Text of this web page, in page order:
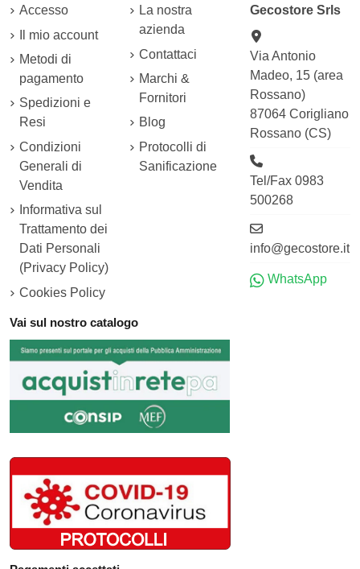
Accesso
Il mio account
Metodi di
pagamento
Spedizioni e
Resi
Condizioni
Generali di
Vendita
Informativa sul
Trattamento dei
Dati Personali
(Privacy Policy)
Cookies Policy
La nostra
azienda
Contattaci
Marchi &
Fornitori
Blog
Protocolli di
Sanificazione
Gecostore Srls
Via Antonio
Madeo, 15 (area
Rossano)
87064 Corigliano
Rossano (CS)
Tel/Fax 0983
500268
info@gecostore.it
WhatsApp
Vai sul nostro catalogo